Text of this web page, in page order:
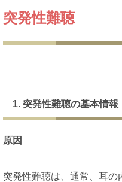
突発性難聴
1. 突発性難聴の基本情
原因
突発性難聴は、通常、耳